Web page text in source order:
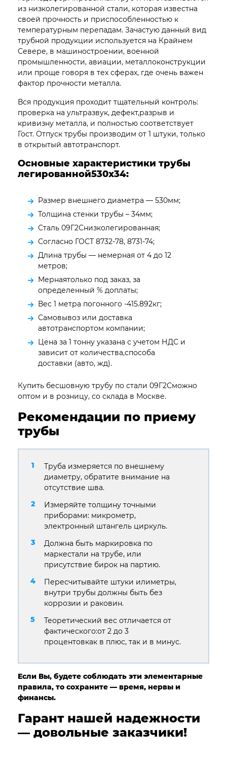
из низколегированной стали, которая известна
своей прочность и приспособленностью к
температурным перепадам. Зачастую данный вид
трубной продукции используется на Крайнем
Севере, в машиностроении, военной
промышленности, авиации, металлоконструкции
или проще говоря в тех сферах, где очень важен
фактор прочности металла.
Вся продукция проходит тщательный контроль:
проверка на ультразвук, дефект,разрыв и
кривизну металла, и полностью соответствует
Гост. Отпуск трубы производим от 1 штуки, только
в открытый автотранспорт.
Основные характеристики трубы
легированной530х34:
Размер внешнего диаметра — 530мм;
Толщина стенки трубы – 34мм;
Сталь 09Г2Снизколегированная;
Согласно ГОСТ 8732-78, 8731-74;
Длина трубы — немерная от 4 до 12
метров;
Мернаятолько под заказ, за
определенный % доплаты;
Вес 1 метра погонного -415.892кг;
Самовывоз или доставка
автотранспортом компании;
Цена за 1 тонну указана с учетом НДС и
зависит от количества,способа
доставки (авто, жд).
Купить бесшовную трубу по стали 09Г2Сможно
оптом и в розницу, со склада в Москве.
Рекомендации по приему
трубы
Труба измеряется по внешнему
диаметру, обратите внимание на
отсутствие шва.
Измеряйте толщину точными
приборами: микрометр,
электронный штангель циркуль.
Должна быть маркировка по
маркестали на трубе, или
присутствие бирок на партию.
Пересчитывайте штуки илиметры,
внутри трубы должны быть без
коррозии и раковин.
Теоретический вес отличается от
фактического:от 2 до 3
процентовкак в плюс, так и в минус.
Если Вы, будете соблюдать эти элементарные
правила, то сохраните — время, нервы и
финансы.
Гарант нашей надежности
— довольные заказчики!